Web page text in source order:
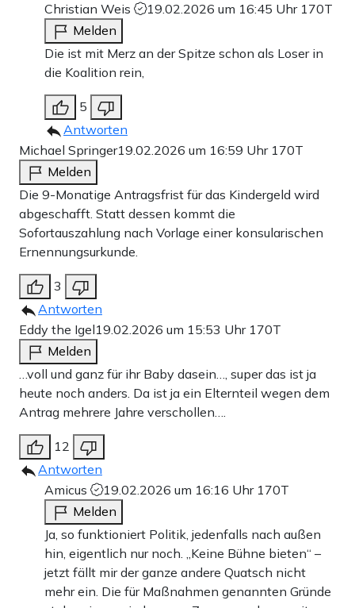
Christian Weis
19.02.2026 um 16:45 Uhr 170T
Melden
Die ist mit Merz an der Spitze schon als Loser in
die Koalition rein,
5
Antworten
Michael Springer19.02.2026 um 16:59 Uhr 170T
Melden
Die 9-Monatige Antragsfrist für das Kindergeld wird
abgeschafft. Statt dessen kommt die
Sofortauszahlung nach Vorlage einer konsularischen
Ernennungsurkunde.
3
Antworten
Eddy the Igel19.02.2026 um 15:53 Uhr 170T
Melden
…voll und ganz für ihr Baby dasein…, super das ist ja
heute noch anders. Da ist ja ein Elternteil wegen dem
Antrag mehrere Jahre verschollen….
12
Antworten
Amicus
19.02.2026 um 16:16 Uhr 170T
Melden
Ja, so funktioniert Politik, jedenfalls nach außen
hin, eigentlich nur noch. „Keine Bühne bieten“ –
jetzt fällt mir der ganze andere Quatsch nicht
mehr ein. Die für Maßnahmen genannten Gründe